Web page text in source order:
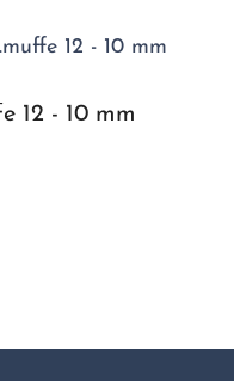
12 - 10 mm